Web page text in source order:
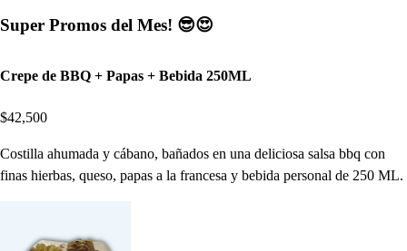
Super Promos del Mes! 😎😍
Crepe de BBQ + Papas + Bebida 250ML
$42,500
Costilla ahumada y cábano, bañados en una deliciosa salsa bbq con
finas hierbas, queso, papas a la francesa y bebida personal de 250 ML.